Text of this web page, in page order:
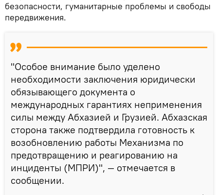
безопасности, гуманитарные проблемы и свободы
передвижения.
"Особое внимание было уделено
необходимости заключения юридически
обязывающего документа о
международных гарантиях неприменения
силы между Абхазией и Грузией. Абхазская
сторона также подтвердила готовность к
возобновлению работы Механизма по
предотвращению и реагированию на
инциденты (МПРИ)", — отмечается в
сообщении.